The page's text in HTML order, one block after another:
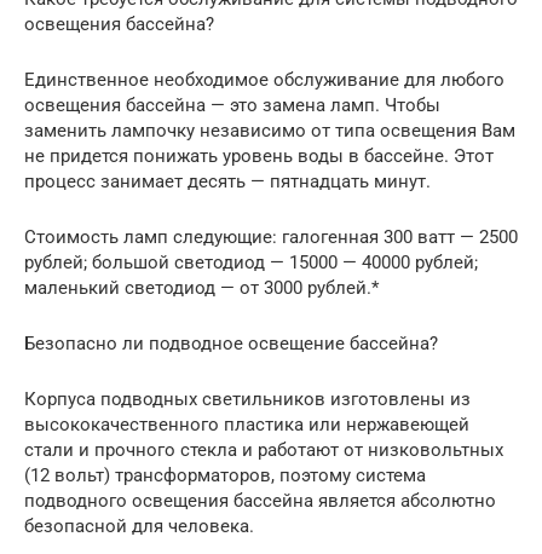
освещения бассейна?
Единственное необходимое обслуживание для любого
освещения бассейна — это замена ламп. Чтобы
заменить лампочку независимо от типа освещения Вам
не придется понижать уровень воды в бассейне. Этот
процесс занимает десять — пятнадцать минут.
Стоимость ламп следующие: галогенная 300 ватт — 2500
рублей; большой светодиод — 15000 — 40000 рублей;
маленький светодиод — от 3000 рублей.*
Безопасно ли подводное освещение бассейна?
Корпуса подводных светильников изготовлены из
высококачественного пластика или нержавеющей
стали и прочного стекла и работают от низковольтных
(12 вольт) трансформаторов, поэтому система
подводного освещения бассейна является абсолютно
безопасной для человека.